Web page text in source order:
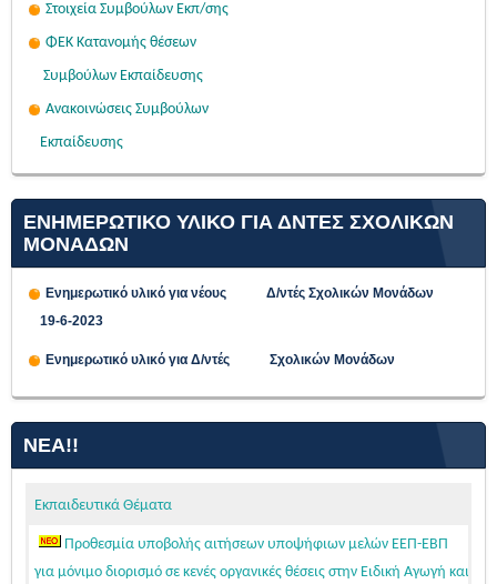
Στοιχεία Συμβούλων Εκπ/σης
ΦΕΚ Κατανομής θέσεων
Συμβούλων Εκπαίδευσης
Ανακοινώσεις Συμβούλων
Εκπαίδευσης
ΕΝΗΜΕΡΩΤΙΚΟ ΥΛΙΚΟ ΓΙΑ ΔΝΤΕΣ ΣΧΟΛΙΚΩΝ
ΜΟΝΑΔΩΝ
Ενημερωτικό υλικό για νέους Δ/ντές Σχολικών Μονάδων
19-6-2023
Ενημερωτικό υλικό για Δ/ντές Σχολικών Μονάδων
ΝΈΑ!!
Εκπαιδευτικά Θέματα
Προθεσμία υποβολής αιτήσεων υποψήφιων μελών ΕΕΠ-ΕΒΠ
για μόνιμο διορισμό σε κενές οργανικές θέσεις στην Ειδική Αγωγή και